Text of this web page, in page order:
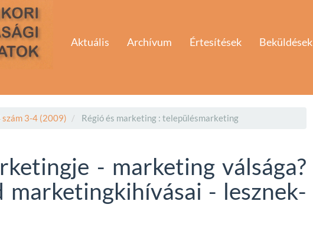
Aktuális Archívum Értesítések Beküldések
szám 3-4 (2009) Régió és marketing : településmarketing
- marketing válsága?
marketingkihívásai - lesznek-